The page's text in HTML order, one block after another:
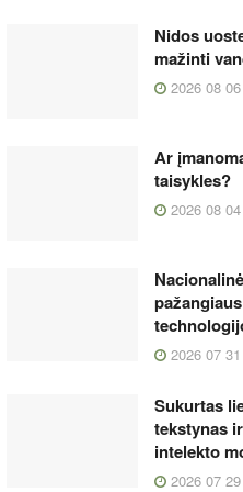
Nidos
mažinti
2026 08 06
Ar
taisykles?
2026 08 04
2026 07 31
Sukurtas
tekstynas
intelekto
2026 07 29